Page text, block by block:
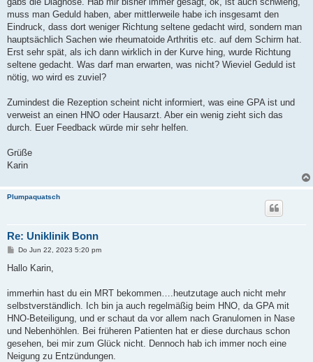
muss man Geduld haben, aber mittlerweile habe ich insgesamt den
Eindruck, dass dort weniger Richtung seltene gedacht wird, sondern man
hauptsächlich Sachen wie rheumatoide Arthritis etc. auf dem Schirm hat.
Erst sehr spät, als ich dann wirklich in der Kurve hing, wurde Richtung
seltene gedacht. Was darf man erwarten, was nicht? Wieviel Geduld ist
nötig, wo wird es zuviel?
Zumindest die Rezeption scheint nicht informiert, was eine GPA ist und
verweist an einen HNO oder Hausarzt. Aber ein wenig zieht sich das
durch. Euer Feedback würde mir sehr helfen.
Grüße
Karin
Plumpaquatsch
Re: Uniklinik Bonn
B
i
a
Do Jun 22, 2023 5:20 pm
Hallo Karin,
immerhin hast du ein MRT bekommen….heutzutage auch nicht mehr
selbstverständlich. Ich bin ja auch regelmäßig beim HNO, da GPA mit
HNO-Beteiligung, und er schaut da vor allem nach Granulomen in Nase
und Nebenhöhlen. Bei früheren Patienten hat er diese durchaus schon
gesehen, bei mir zum Glück nicht. Dennoch hab ich immer noch eine
Neigung zu Entzündungen.